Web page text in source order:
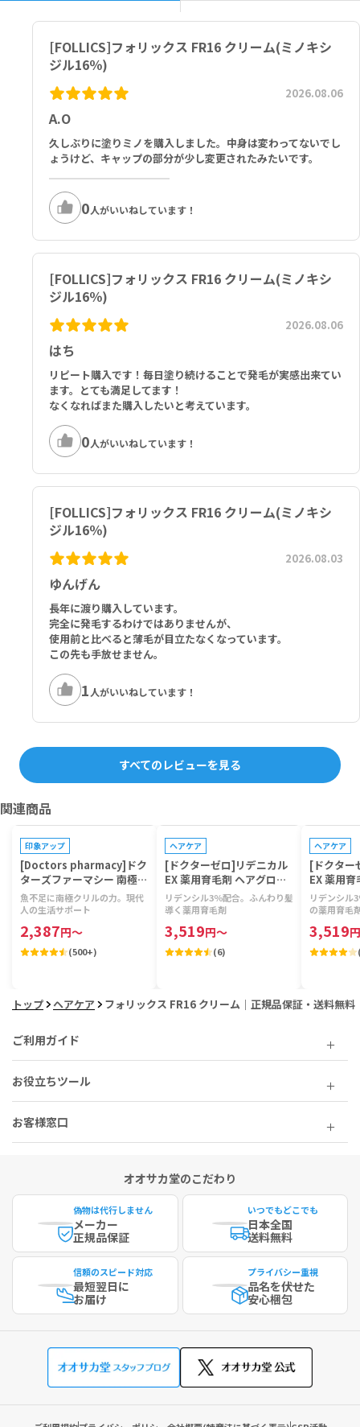
本剤は、火の気のない涼しい場所に保管してください。（20～2
子供の手の届かない場所に保管してください。
と徐々に元に戻ります。本剤は壮年性脱毛症の原因を取り除くもので
胸痛や動悸が生じた場合は本剤の使用を中止し、医師の診察を速やか
にお受けください。
本剤は変色する場合がありますが、品質や効果に影響はありません。
お使いになる方の髪質や１ヵ所への集中塗布などにより、ごわつき感
が出たり、くし通りが悪くなったり、部分的に成分が白く粉状（結晶
化）となって髪に残ることがあります。
■以下の方は本剤を使用しないでください。
本剤又は本剤の成分によりアレルギー症状を起こしたことがある方
心疾患のある方
高血圧または低血圧の方、あるいは降圧薬を使用中の方
壮年性脱毛症以外の脱毛症（例えば、円形脱毛症、甲状腺疾患による
脱毛等）の方、あるいは原因のわからない脱毛症の方
脱毛が急激であったり、髪が斑状に抜けている方
きず、湿疹あるいは炎症（発赤）等がある頭皮の方
他の育毛剤及び外用剤（軟膏、液剤等）を使用中の方
18歳未満の方（※本剤の使用対象年齢は国によって異なります）
女性の方
配合成分：純水、プロパンジオール、ミノキシジル 米国薬局方、乳
酸、ベヘントリモニウムメトサルフェート、ＰＧ、セタノール、ポリ
アクリレート－１クロスポリマー、セテアレス－２０、フェノキシエ
ノシン、加水分解コラーゲン タンパク、ＢＧ/ＰＰＧ－２６ブテス－
ノイルトリペプチド－１、レシチン、アゼライン酸、フィナステリド
米国薬局方、トリペプチド－１銅、グリセリン/ジ酢酸ジペプチドジア
ミノブチロイルベンジルアミド
[FOLLICS]フォリックス FR16 クリーム(ミノキシ
ジル16％)
A.O
2026.08.06
久しぶりに塗りミノを購入しました。中身は変わってないでし
ょうけど、キャップの部分が少し変更されたみたいです。
0人がいいねしています！
[FOLLICS]フォリックス FR16 クリーム(ミノキシ
ジル16％)
はち
2026.08.06
リピート購入です！毎日塗り続けることで発毛が実感出来てい
ます。とても満足してます！
なくなればまた購入したいと考えています。
0人がいいねしています！
[FOLLICS]フォリックス FR16 クリーム(ミノキシ
ジル16％)
ゆんげん
2026.08.03
長年に渡り購入しています。
完全に発毛するわけではありませんが、
使用前と比べると薄毛が目立たなくなっています。
この先も手放せません。
1 人がいいねしています！
すべてのレビューを見る
関連商品
印象アップ
[Doctors pharmacy]ドク
ターズファーマシー 南極ク
リルビタミン 【1袋120
粒】
魚不足に南極クリルの力。現代
人の生活サポート
2,387円～
(500+)
ヘアケア
[ドクターゼロ]リデニカル
EX 薬用育毛剤 ヘアグロー
スエッセンス(女性用) 【1
箱60ml】
リデンシル3％配合。ふんわり髪
導く薬用育毛剤
3,519円～
(6)
ヘアケア
[ドクター
EX 薬用
スエッセ
箱60ml】
リデンシル
の薬用育毛
3,519円
トップ ヘアケア フォリックス FR16 クリーム｜正規品保証・送料無料
ご利用ガイド
お役立ちツール
お客様窓口
オオサカ堂のこだわり
偽物は代行しません
メーカー
正規品保証
いつでもどこでも
日本全国
送料無料
信頼のスピード対応
最短翌日に
お届け
プライバシー重視
品名を伏せた
安心梱包